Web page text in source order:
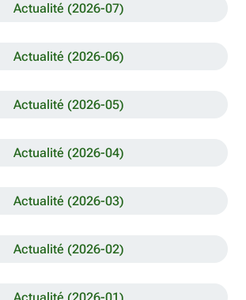
Actualité (2026-07)
Actualité (2026-06)
Actualité (2026-05)
Actualité (2026-04)
Actualité (2026-03)
Actualité (2026-02)